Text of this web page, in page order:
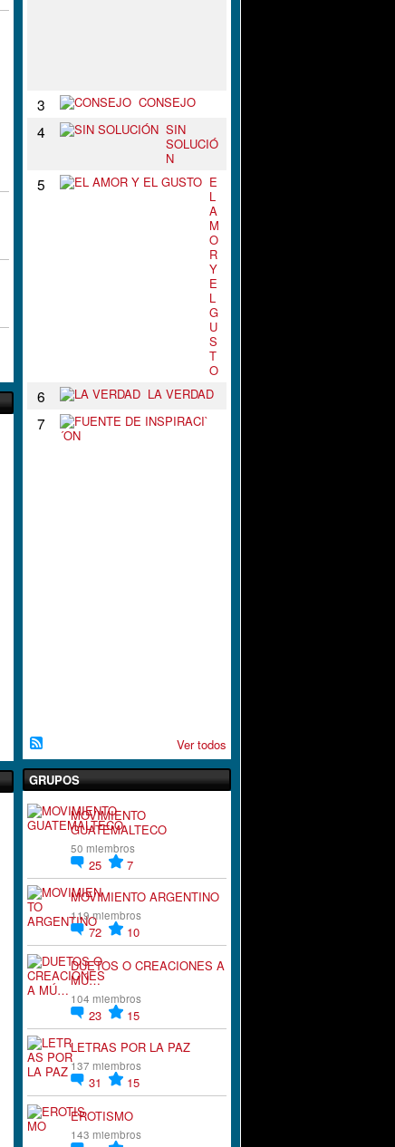
3 CONSEJO
4
SIN
SOLUCIÓ
N
5
E
L
A
M
O
R
Y
E
L
G
U
S
T
O
6 LA VERDAD
7
Ver todos
GRUPOS
MOVIMIENTO
GUATEMALTECO
50 miembros
25
7
MOVIMIENTO ARGENTINO
119 miembros
72
10
DUETOS O CREACIONES A
MÚ…
104 miembros
23
15
LETRAS POR LA PAZ
137 miembros
31
15
EROTISMO
143 miembros